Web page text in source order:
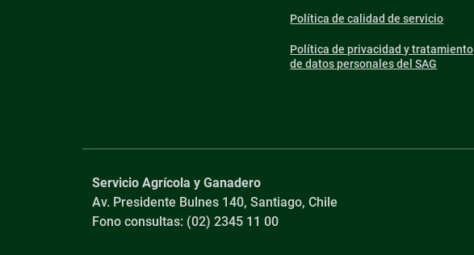
Política de calidad de servicio
Política de privacidad y tratamiento
de datos personales del SAG
Servicio Agrícola y Ganadero
Av. Presidente Bulnes 140, Santiago, Chile
Fono consultas: (02) 2345 11 00